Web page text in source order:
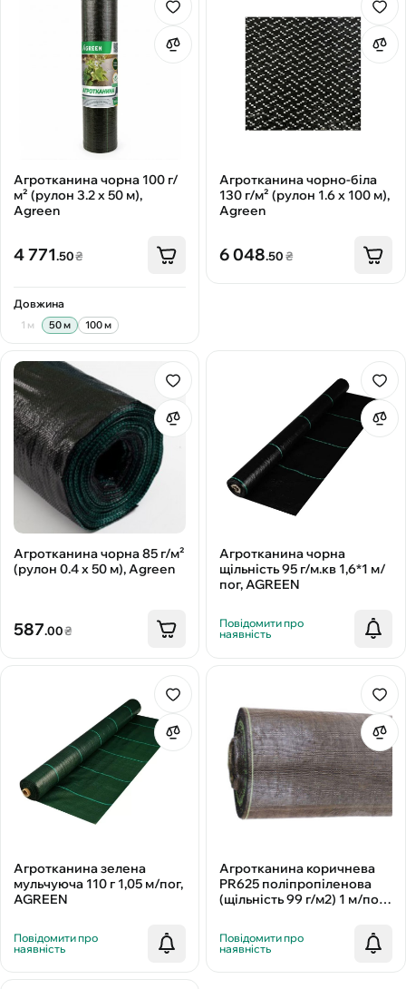
Агротканина чорна 100 г/
м² (рулон 3.2 х 50 м),
Agreen
4 771.50₴
Довжина
1 м 50 м 100 м
Агротканина чорно-біла
130 г/м² (рулон 1.6 х 100 м),
Agreen
6 048.50₴
Агротканина чорна 85 г/м²
(рулон 0.4 х 50 м), Agreen
587.00₴
Агротканина чорна
щільність 95 г/м.кв 1,6*1 м/
пог, AGREEN
Повідомити про
наявність
Агротканина зелена
мульчуюча 110 г 1,05 м/пог,
AGREEN
Повідомити про
наявність
Агротканина коричнева
PR625 поліпропіленова
(щільність 99 г/м2) 1 м/пог,
Повідомити про
наявність